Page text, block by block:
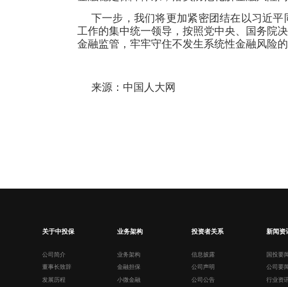
下一步，我们将更加紧密团结在以习近
工作的集中统一领导，按照党中央、国务院
金融监管，牢牢守住不发生系统性金融风险
来源：中国人大网
关于中投保
公司简介
董事长致辞
发展历程
业务架构
业务架构
金融担保
小微金融
投资者关系
信息披露
公司声明
公司公告
新闻资
国投要
公司要闻
行业资